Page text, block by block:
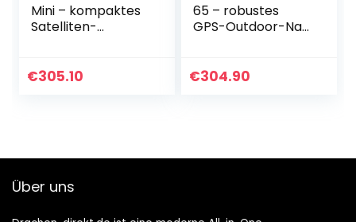
Mini – kompaktes
Satelliten-
Iridium
€305.10
65 – robustes
GPS-Outdoor-Navi
Europakarte und
€304.90
Über uns